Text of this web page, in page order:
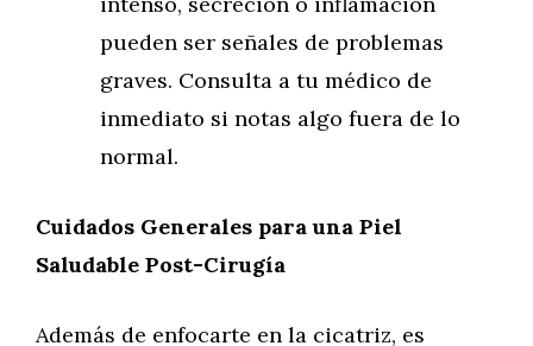
pueden ser señales de problemas
graves. Consulta a tu médico de
inmediato si notas algo fuera de lo
normal.
Cuidados Generales para una Piel
Saludable Post-Cirugía
Además de enfocarte en la cicatriz, es